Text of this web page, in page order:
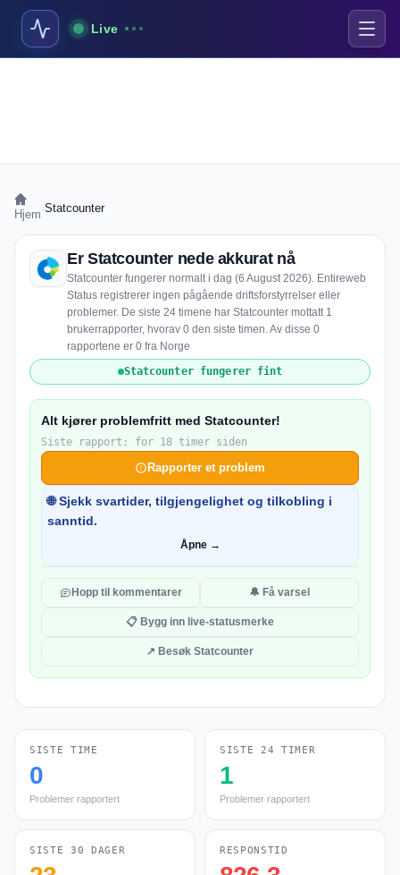
Live
Hjem Statcounter
Er Statcounter nede akkurat nå
Statcounter fungerer normalt i dag (6 August 2026). Entireweb
Status registrerer ingen pågående driftsforstyrrelser eller
problemer. De siste 24 timene har Statcounter mottatt 1
brukerrapporter, hvorav 0 den siste timen. Av disse 0
rapportene er 0 fra Norge
Statcounter fungerer fint
Alt kjører problemfritt med Statcounter!
Siste rapport: for 18 timer siden
Rapporter et problem
🌐 Sjekk svartider, tilgjengelighet og tilkobling i
sanntid.
Åpne →
Hopp til kommentarer 🔔 Få varsel
📋 Bygg inn live-statusmerke
↗ Besøk Statcounter
SISTE TIME
0
Problemer rapportert
SISTE 24 TIMER
1
Problemer rapportert
SISTE 30 DAGER RESPONSTID